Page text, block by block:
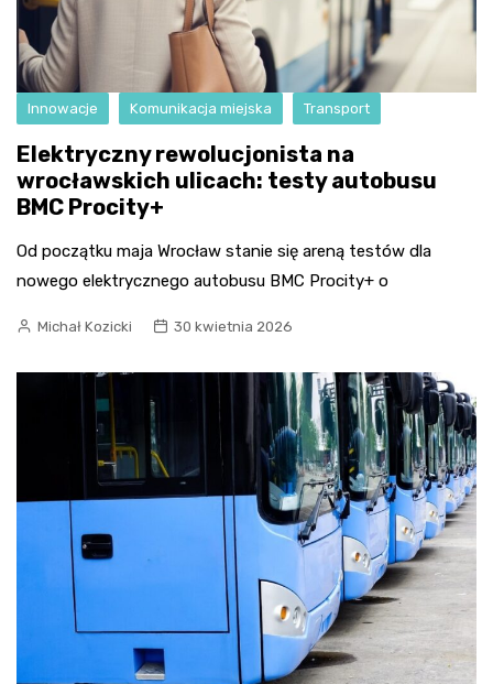
Innowacje Komunikacja miejska Transport
Elektryczny rewolucjonista na
wrocławskich ulicach: testy autobusu
BMC Procity+
Od początku maja Wrocław stanie się areną testów dla
nowego elektrycznego autobusu BMC Procity+ o
Michał Kozicki 30 kwietnia 2026